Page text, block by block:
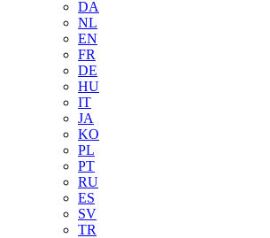
DA
NL
EN
FR
DE
HU
IT
JA
KO
PL
PT
RU
ES
SV
TR